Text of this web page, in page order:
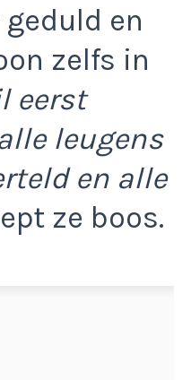
en
zelfs in
eerst
leugens
en alle
ze boos.